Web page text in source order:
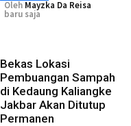
Oleh Mayzka Da Reisa
baru saja
Bekas Lokasi
Pembuangan Sampah
di Kedaung Kaliangke
Jakbar Akan Ditutup
Permanen